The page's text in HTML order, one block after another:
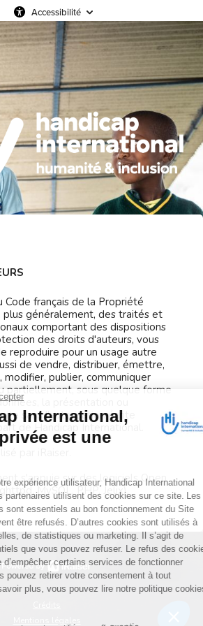
Accessibilité
Code français de la Propriété
généralement, des traités et
comportant des dispositions
des droits d'auteurs, vous
reproduire pour un usage autre
de vendre, distribuer, émettre,
modifier, publier, communiquer
partiellement, sous quelque forme
la présentation ou
sans l'autorisation écrite
de Handicap International.
par iRaiser.
s'appuie sur des logiciels Open
MySQL, PHP, Jelix).